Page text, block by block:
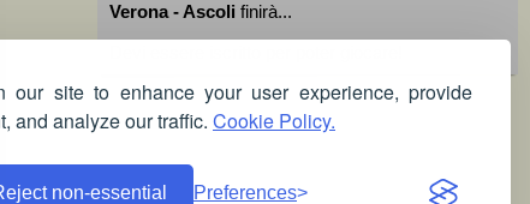
our site to enhance your user experience, provide
and analyze our traffic. Cookie Policy.
non-essential Preferences
Verona - Ascoli finirà...